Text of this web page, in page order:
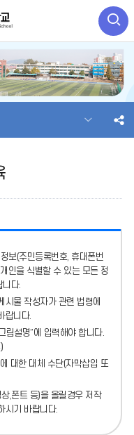
보(주민등록번호, 휴대폰번
인을 식별할 수 있는 모든 정
니다.
물 작성자가 관련 법령에
랍니다.
림설명”에 입력해야 합니다.
대한 대체 수단(자막삽입 또
,폰트 등)을 올릴경우 저작
시기 바랍니다.